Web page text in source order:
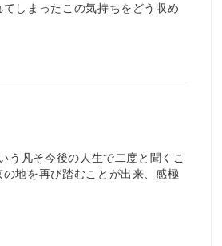
しまったこの気持ちをどう収め
う凡そ今後の人生で二度と聞くこ
地を再び踏むことが出来、感極